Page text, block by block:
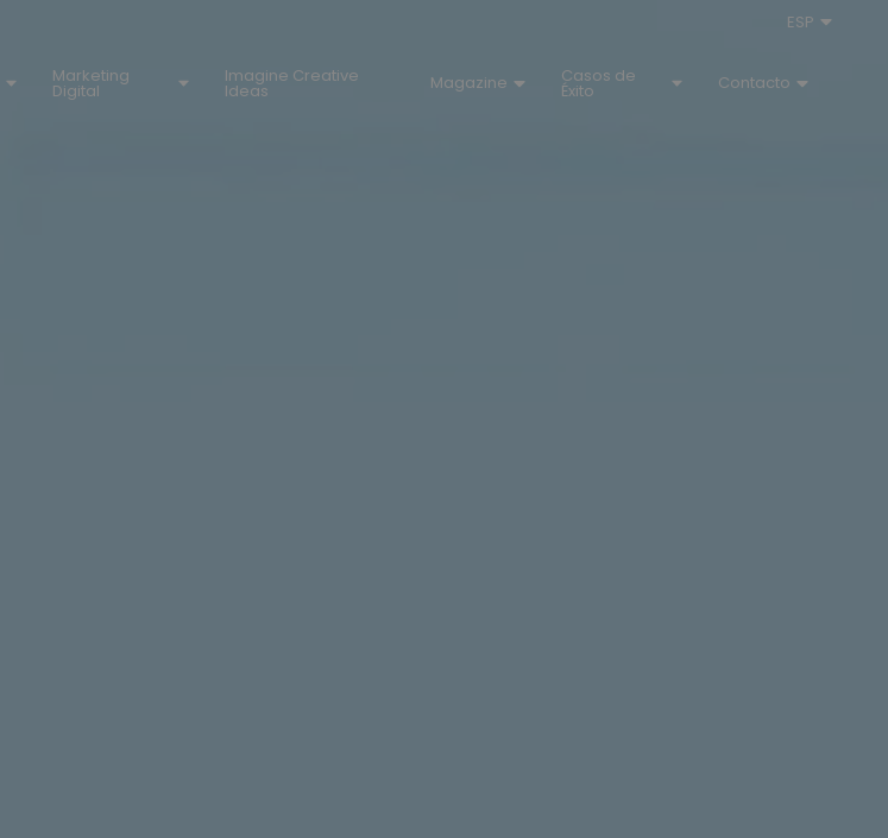
Marketing
Digital
Imagine Creative
Ideas Magazine Casos de
Éxito Contacto
ESP